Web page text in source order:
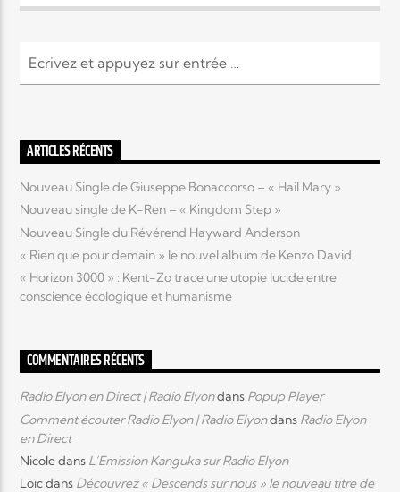
Elyon Kids
ARTICLES RÉCENTS
Nouveau Single de Giuseppe Bonaccorso – « Hail Mary »
Nouveau single de K-Ren – « Kingdom Step »
Nouveau Single du Révérend Hayward Anderson
« Rien que pour demain » le nouvel album de Kenzo David
« Horizon 3000 » : Kent-Zo trace une utopie lucide entre
conscience écologique et humanisme
COMMENTAIRES RÉCENTS
Radio Elyon en Direct | Radio Elyondans Popup Player
Comment écouter Radio Elyon | Radio Elyondans Radio Elyon
en Direct
Nicoledans L’Emission Kanguka sur Radio Elyon
Loïcdans Découvrez « Descends sur nous » le nouveau titre de